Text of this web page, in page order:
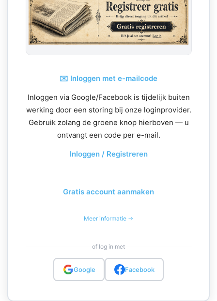
✉️ Inloggen met e-mailcode
Inloggen via Google/Facebook is tijdelijk buiten
werking door een storing bij onze loginprovider.
Gebruik zolang de groene knop hierboven — u
ontvangt een code per e-mail.
Inloggen / Registreren
Gratis account aanmaken
Meer informatie →
of log in met
Google Facebook